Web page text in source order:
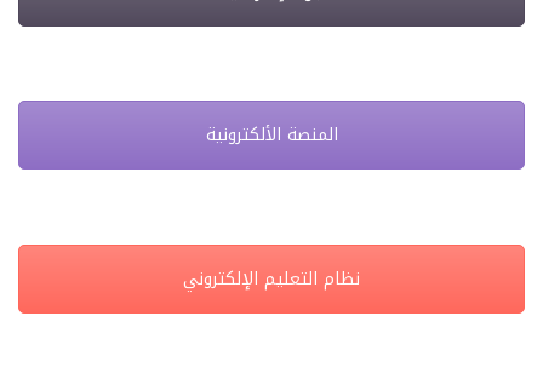
المنصة الألكترونية
نظام التعليم الإلكتروني